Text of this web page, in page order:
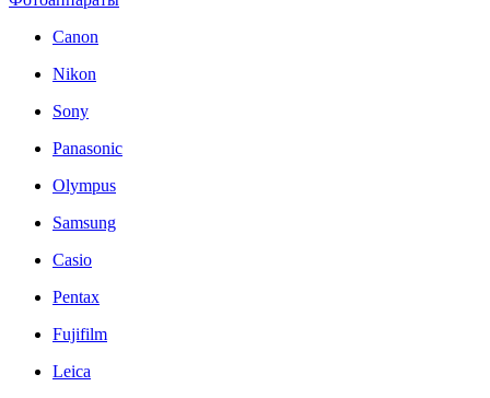
Canon
Nikon
Sony
Panasonic
Olympus
Samsung
Casio
Pentax
Fujifilm
Leica